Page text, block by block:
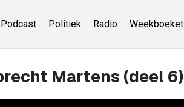
Podcast Politiek Radio Weekboeket
Martens (deel 6)